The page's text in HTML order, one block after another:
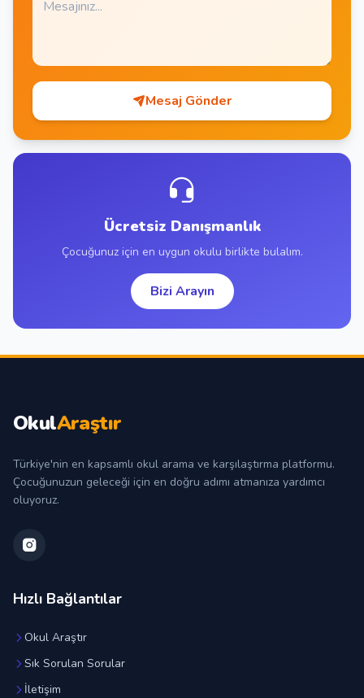
Mesaj Gönder
Ücretsiz Danışmanlık
Çocuğunuz için en uygun okulu birlikte bulalım.
Bizi Arayın
OkulAraştır
Türkiye'nin en kapsamlı okul arama ve karşılaştırma platformu.
Çocuğunuzun geleceği için en doğru adımı atmanıza yardımcı
oluyoruz.
Hızlı Bağlantılar
Okul Araştır
Sık Sorulan Sorular
İletişim